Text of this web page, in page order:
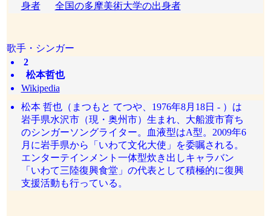
身者
全国の多摩美術大学の出身者
歌手・シンガー
2
松本哲也
Wikipedia
松本 哲也（まつもと てつや、1976年8月18日 - ）は
岩手県水沢市（現・奥州市）生まれ、大船渡市育ち
のシンガーソングライター。血液型はA型。2009年6
月に岩手県から「いわて文化大使」を委嘱される。
エンターテインメント一体型炊き出しキャラバン
「いわて三陸復興食堂」の代表として積極的に復興
支援活動も行っている。